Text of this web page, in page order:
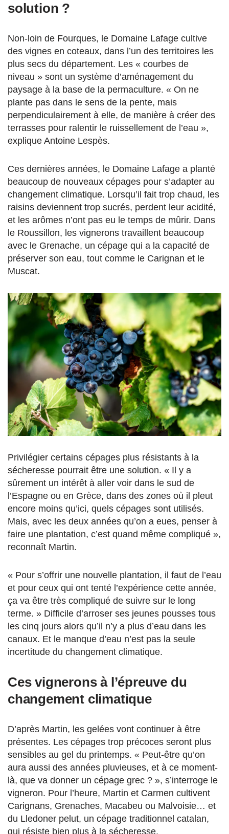
solution ?
Non-loin de Fourques, le Domaine Lafage cultive
des vignes en coteaux, dans l’un des territoires les
plus secs du département. Les « courbes de
niveau » sont un système d’aménagement du
paysage à la base de la permaculture. « On ne
plante pas dans le sens de la pente, mais
perpendiculairement à elle, de manière à créer des
terrasses pour ralentir le ruissellement de l’eau »,
explique Antoine Lespès.
Ces dernières années, le Domaine Lafage a planté
beaucoup de nouveaux cépages pour s’adapter au
changement climatique. Lorsqu’il fait trop chaud, les
raisins deviennent trop sucrés, perdent leur acidité,
et les arômes n’ont pas eu le temps de mûrir. Dans
le Roussillon, les vignerons travaillent beaucoup
avec le Grenache, un cépage qui a la capacité de
préserver son eau, tout comme le Carignan et le
Muscat.
Privilégier certains cépages plus résistants à la
sécheresse pourrait être une solution. « Il y a
sûrement un intérêt à aller voir dans le sud de
l’Espagne ou en Grèce, dans des zones où il pleut
encore moins qu’ici, quels cépages sont utilisés.
Mais, avec les deux années qu’on a eues, penser à
faire une plantation, c’est quand même compliqué »,
reconnaît Martin.
« Pour s’offrir une nouvelle plantation, il faut de l’eau
et pour ceux qui ont tenté l’expérience cette année,
ça va être très compliqué de suivre sur le long
terme. » Difficile d’arroser ses jeunes pousses tous
les cinq jours alors qu’il n’y a plus d’eau dans les
canaux. Et le manque d’eau n’est pas la seule
incertitude du changement climatique.
Ces vignerons à l’épreuve du
changement climatique
D’après Martin, les gelées vont continuer à être
présentes. Les cépages trop précoces seront plus
sensibles au gel du printemps. « Peut-être qu’on
aura aussi des années pluvieuses, et à ce moment-
là, que va donner un cépage grec ? », s’interroge le
vigneron. Pour l’heure, Martin et Carmen cultivent
Carignans, Grenaches, Macabeu ou Malvoisie… et
du Lledoner pelut, un cépage traditionnel catalan,
qui résiste bien plus à la sécheresse.